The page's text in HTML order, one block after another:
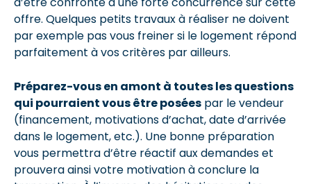
offre. Quelques petits travaux à réaliser ne doivent
par exemple pas vous freiner si le logement répond
parfaitement à vos critères par ailleurs.
Préparez-vous en amont à toutes les questions
qui pourraient vous être posées par le vendeur
(financement, motivations d’achat, date d’arrivée
dans le logement, etc.). Une bonne préparation
vous permettra d’être réactif aux demandes et
prouvera ainsi votre motivation à conclure la